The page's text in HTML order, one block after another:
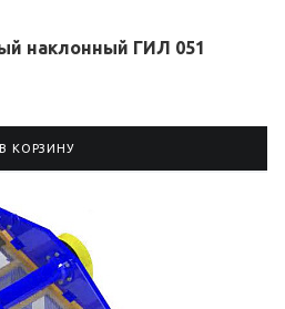
наклонный ГИЛ 051
В КОРЗИНУ